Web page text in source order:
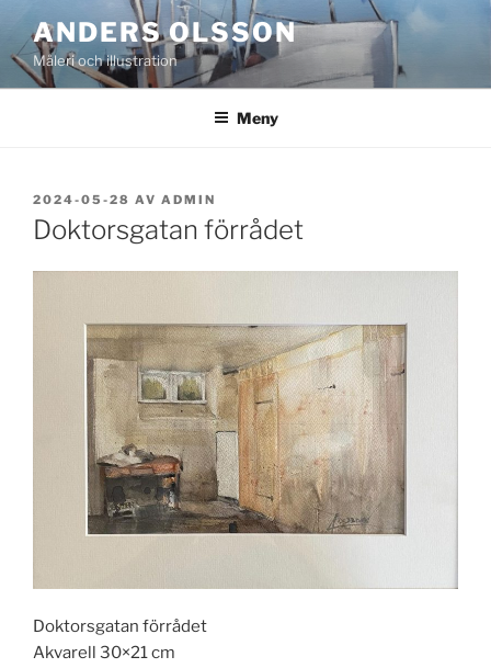
innehåll
ANDERS OLSSON
Måleri och illustration
Meny
PUBLICERAT
2024-05-28 AV ADMIN
Doktorsgatan förrådet
Doktorsgatan förrådet
Akvarell 30×21 cm